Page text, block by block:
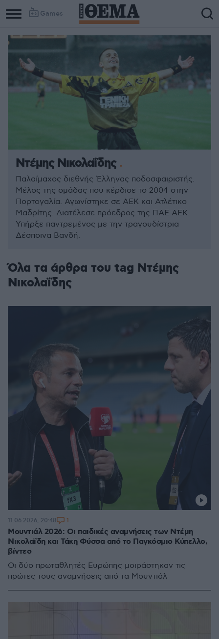
Games
Ντέμης Νικολαΐδης
Παλαίμαχος διεθνής Έλληνας ποδοσφαιριστής.
Μέλος της ομάδας που κέρδισε το 2004 στην
Πορτογαλία. Αγωνίστηκε σε ΑΕΚ και Ατλέτικο
Μαδρίτης. Διατέλεσε πρόεδρος της ΠΑΕ ΑΕΚ.
Υπήρξε παντρεμένος με την τραγουδίστρια
Δέσποινα Βανδή.
Όλα τα άρθρα του tag Ντέμης
Νικολαΐδης
Μουντιάλ 2026: Οι παιδικές αναμνήσεις των Ντέμη
Νικολαΐδη και Τάκη Φύσσα από το Παγκόσμιο Κύπελλο,
βίντεο
Οι δύο πρωταθλητές Ευρώπης μοιράστηκαν τις
πρώτες τους αναμνήσεις από τα Μουντιάλ
11.06.2026, 20:48 1